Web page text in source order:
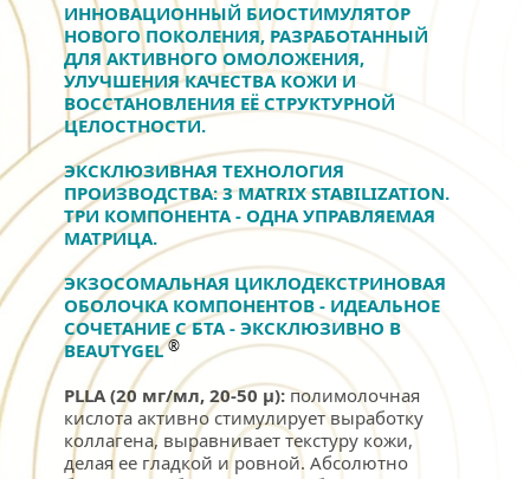
ИННОВАЦИОННЫЙ БИОСТИМУЛЯТОР
НОВОГО ПОКОЛЕНИЯ, РАЗРАБОТАННЫЙ
ДЛЯ АКТИВНОГО ОМОЛОЖЕНИЯ,
УЛУЧШЕНИЯ КАЧЕСТВА КОЖИ И
ВОССТАНОВЛЕНИЯ ЕЁ СТРУКТУРНОЙ
ЦЕЛОСТНОСТИ.
ЭКСКЛЮЗИВНАЯ ТЕХНОЛОГИЯ
ТРИ КОМПОНЕНТА - ОДНА УПРАВЛЯЕМАЯ
МАТРИЦА.
ЭКЗОСОМАЛЬНАЯ ЦИКЛОДЕКСТРИНОВАЯ
ОБОЛОЧКА КОМПОНЕНТОВ - ИДЕАЛЬНОЕ
СОЧЕТАНИЕ С БТА - ЭКСКЛЮЗИВНО В
BEAUTYGEL
PLLA (20 мг/мл, 20-50 µ): полимолочная
кислота активно стимулирует выработку
коллагена, выравнивает текстуру кожи,
делая ее гладкой и ровной. Абсолютно
®